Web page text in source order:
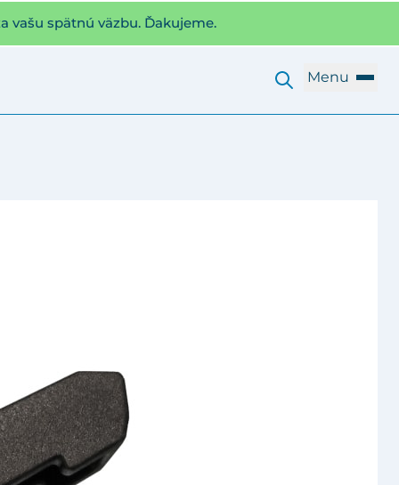
vašu spätnú väzbu. Ďakujeme.
Menu